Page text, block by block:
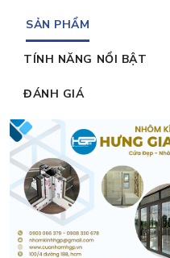
SẢN PHẨM
TÍNH NĂNG NỔI BẬT
ĐÁNH GIÁ